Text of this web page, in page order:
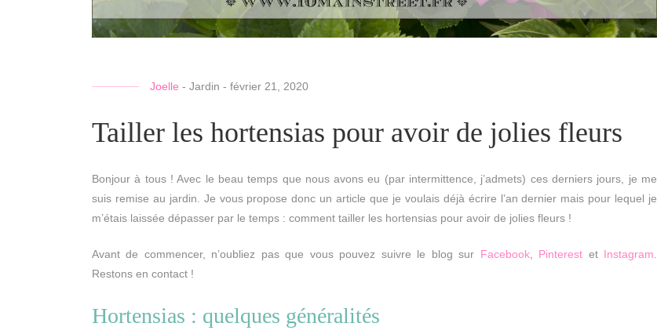
Joelle - Jardin - février 21, 2020
Tailler les hortensias pour avoir de jolies fleurs
Bonjour à tous ! Avec le beau temps que nous avons eu (par intermittence, j’admets) ces derniers jours, je me
suis remise au jardin. Je vous propose donc un article que je voulais déjà écrire l’an dernier mais pour lequel je
m’étais laissée dépasser par le temps : comment tailler les hortensias pour avoir de jolies fleurs !
Avant de commencer, n’oubliez pas que vous pouvez suivre le blog sur Facebook, Pinterest et Instagram
Restons en contact !
Hortensias : quelques généralités